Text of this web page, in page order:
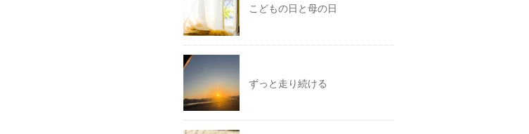
こどもの日と母の日
ずっと走り続ける